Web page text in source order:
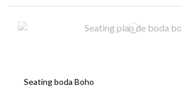
Seating boda Boho